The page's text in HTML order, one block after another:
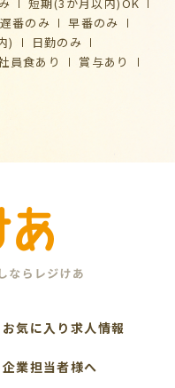
遅番のみ
早番のみ
)
日勤のみ
員食あり
賞与あり
お気に入り求人情報
企業担当者様へ